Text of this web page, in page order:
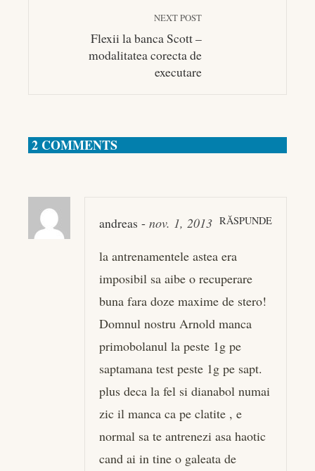
NEXT POST
Flexii la banca Scott –
modalitatea corecta de
executare
2 COMMENTS
andreas - nov. 1, 2013 RĂSPUNDE
la antrenamentele astea era
imposibil sa aibe o recuperare
buna fara doze maxime de stero!
Domnul nostru Arnold manca
primobolanul la peste 1g pe
saptamana test peste 1g pe sapt.
plus deca la fel si dianabol numai
zic il manca ca pe clatite , e
normal sa te antrenezi asa haotic
cand ai in tine o galeata de